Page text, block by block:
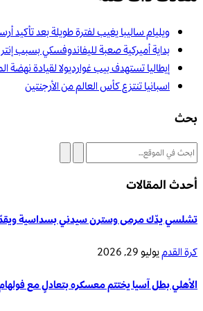
ويليام ساليبا يغيب لفترة طويلة بعد تأكيد
بداية أميركية صعبة لليفاندوفسكي بسبب
إيطاليا تستهدف بيب غوارديولا لقيادة
اسبانيا تنتزع كأس العالم من الأرجنتين
بحث
أحدث المقالات
تشلسي يدّك مرمى وسترن سيدني بسداسية
كرة القدميوليو 29, 2026
الأهلي بطل آسيا يختتم معسكره بتعادلٍ مع